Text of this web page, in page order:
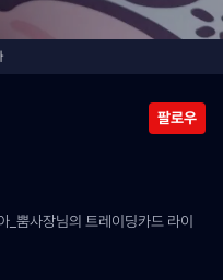
팔로우
뿜사장님의 트레이딩카드 라이